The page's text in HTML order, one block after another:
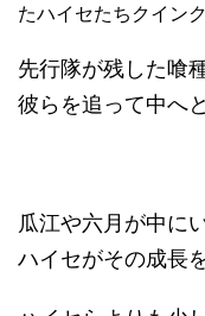
たハイセたちクイン
先行隊が残した喰
彼らを追って中へ
瓜江や六月が中に
ハイセがその成長